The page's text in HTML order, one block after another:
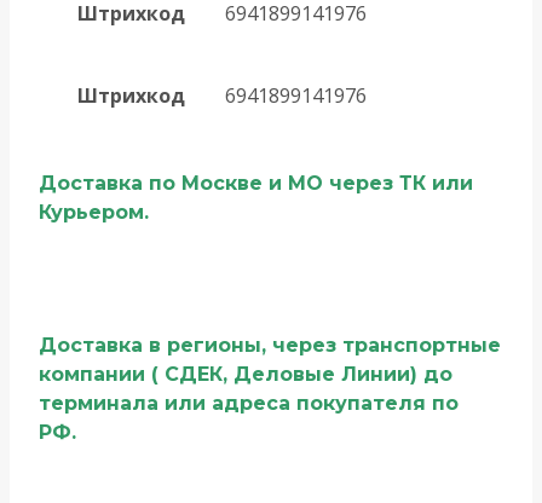
Штрихкод 6941899141976
Штрихкод 6941899141976
Доставка по Москве и МО через ТК или
Курьером.
Доставка в регионы, через транспортные
компании ( СДЕК, Деловые Линии) до
терминала или адреса покупателя по
РФ.